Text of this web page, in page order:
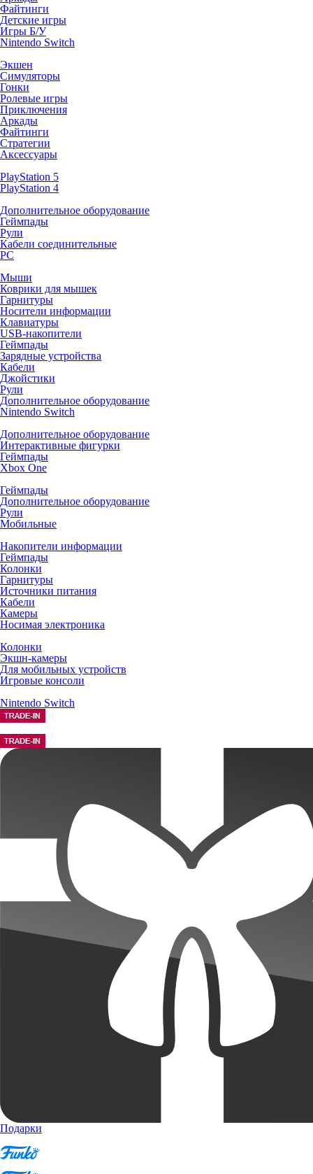
Файтинги
Детские игры
Игры Б/У
Nintendo Switch
Экшен
Симуляторы
Гонки
Ролевые игры
Приключения
Аркады
Файтинги
Стратегии
Аксессуары
PlayStation 5
PlayStation 4
Дополнительное оборудование
Геймпады
Рули
Кабели соединительные
PC
Мыши
Коврики для мышек
Гарнитуры
Носители информации
Клавиатуры
USB-накопители
Геймпады
Зарядные устройства
Кабели
Джойстики
Рули
Дополнительное оборудование
Nintendo Switch
Дополнительное оборудование
Интерактивные фигурки
Геймпады
Xbox One
Геймпады
Дополнительное оборудование
Рули
Мобильные
Накопители информации
Геймпады
Колонки
Гарнитуры
Источники питания
Кабели
Камеры
Носимая электроника
Колонки
Экшн-камеры
Для мобильных устройств
Игровые консоли
Nintendo Switch
Подарки